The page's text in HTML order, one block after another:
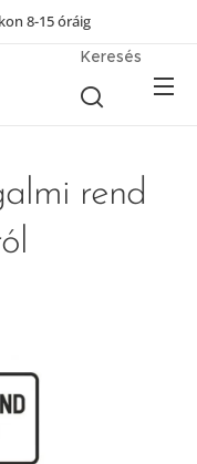
8-15 óráig
Keresés
rend